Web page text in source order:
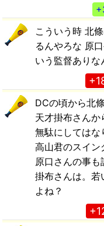
こういう時 北
るんやろな 原
いう監督あり
DCの頃から北
天才掛布さん
無駄にしてはな
高山君のスイン
原口さんの事も
掛布さんは。若
よね？